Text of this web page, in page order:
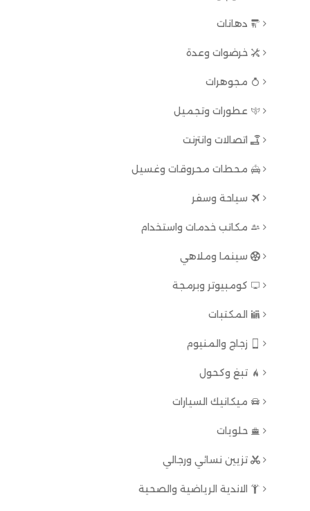
دهانات
خرضوات وعدة
مجوهرات
عطورات وتجميل
اتصالات وانترنت
محطات محروقات وغسيل
سياحة وسفر
مكاتب خدمات واستخدام
سينما وملاهي
كومبيوتر وبرمجة
المكتبات
زجاج والمنيوم
تبغ وكحول
ميكانيك السيارات
حلويات
تزيين نسائي ورجالي
الاندية الرياضية والصحية